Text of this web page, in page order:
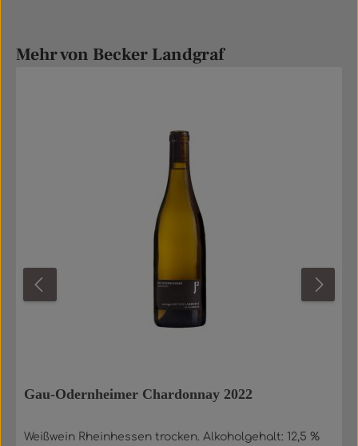
Produktgalerie überspringen
Mehr von Becker Landgraf
Gau-Odernheimer Chardonnay 2022
Weißwein Rheinhessen trocken. Alkoholgehalt: 12,5 %